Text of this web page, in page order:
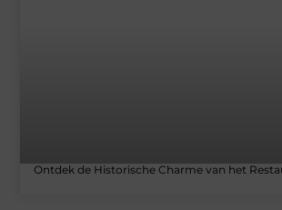
Ontdek de Historische Charme van het